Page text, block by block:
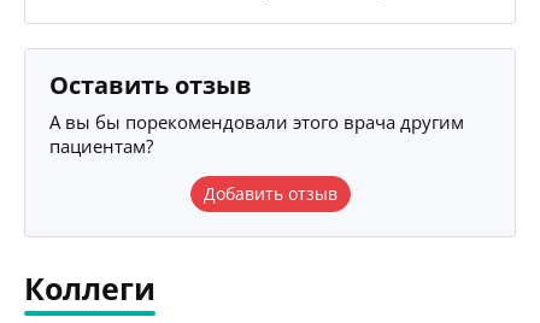
Оставить отзыв
А вы бы порекомендовали этого врача другим
пациентам?
Добавить отзыв
Коллеги